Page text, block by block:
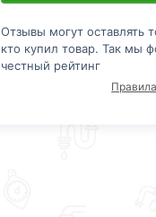
Отзывы могут оставлять
кто купил товар. Так мы
честный рейтинг